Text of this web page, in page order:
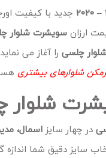
جدید با کیفیت
ارزانسویشرت شلوار
چلسی را آغاز می
شلوارهایبیشتری
در چهار سایز اسمال،
سایز دقیق شما